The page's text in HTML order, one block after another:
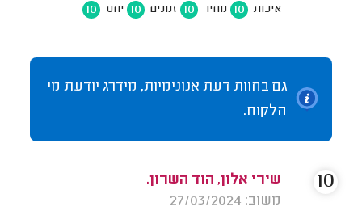
איכות 10 מחיר 10 זמנים 10 יחס 10
גם בחוות דעת אנונימיות, מידרג יודעת מי
הלקוח.
שירי אלון, הוד השרון.
משוב: 27/03/2024
10